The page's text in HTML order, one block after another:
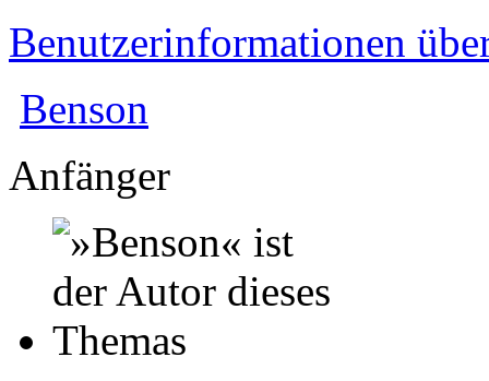
Benutzerinformationen
Benson
Anfänger